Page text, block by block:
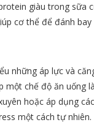
giàu trong sữa
cơ thể để đánh bay
những áp lực và
một chế độ ăn uống
hoặc áp dụng
một cách tự nhiên.